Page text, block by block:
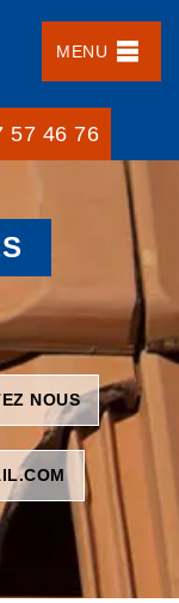
MENU
57 46 76
NOUS